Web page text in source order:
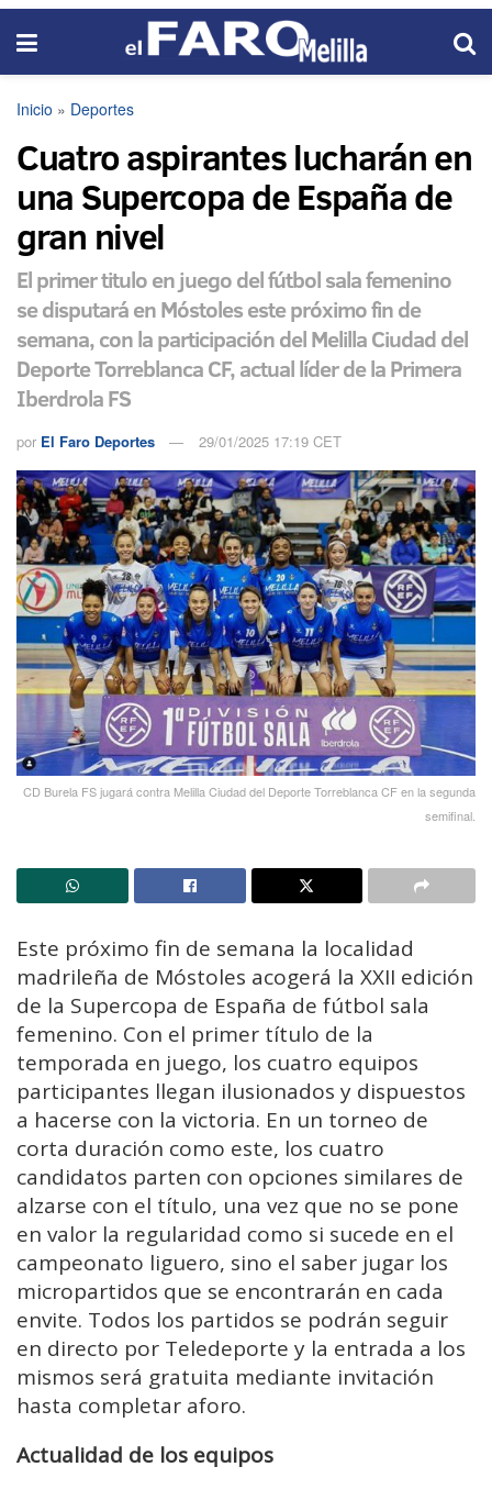
Inicio » Deportes
Cuatro aspirantes lucharán en
una Supercopa de España de
gran nivel
El primer titulo en juego del fútbol sala femenino
se disputará en Móstoles este próximo fin de
semana, con la participación del Melilla Ciudad del
Deporte Torreblanca CF, actual líder de la Primera
Iberdrola FS
por El Faro Deportes 29/01/2025 17:19 CET
CD Burela FS jugará contra Melilla Ciudad del Deporte Torreblanca CF en la segunda
semifinal.
Este próximo fin de semana la localidad
madrileña de Móstoles acogerá la XXII edición
de la Supercopa de España de fútbol sala
femenino. Con el primer título de la
temporada en juego, los cuatro equipos
participantes llegan ilusionados y dispuestos
a hacerse con la victoria. En un torneo de
corta duración como este, los cuatro
candidatos parten con opciones similares de
alzarse con el título, una vez que no se pone
en valor la regularidad como si sucede en el
campeonato liguero, sino el saber jugar los
micropartidos que se encontrarán en cada
envite. Todos los partidos se podrán seguir
en directo por Teledeporte y la entrada a los
mismos será gratuita mediante invitación
hasta completar aforo.
Actualidad de los equipos